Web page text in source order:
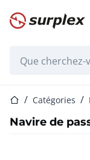
Page d'accueil
Page d'accueil
Catégories
Navire de